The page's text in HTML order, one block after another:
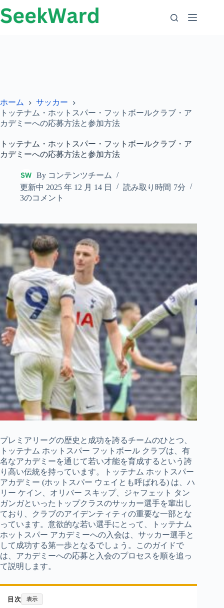
ン
テ
プ
ホーム
サッカー
トッテナム・ホットスパー・フットボールクラブ・ア
カデミーへの応募方法と参加方法
トッテナム・ホットスパー・フットボールクラブ・ア
カデミーへの応募方法と参加方法
By コンテンツチーム
更新中 2025 年 12 月 14 日 読み取り時間 7分
3のコメント
プレミアリーグの歴史と成功を誇るチームのひとつ、
トッテナム ホットスパー フットボール クラブは、有
名なアカデミーを通じて若い才能を育成するという誇
り高い伝統を持っています。トッテナム ホットスパー
アカデミー (ホットスパー ウェイとも呼ばれる) は、ハ
リー ケイン、オリバー スキップ、ジャフェット タン
ガンガといったトップクラスのサッカー選手を輩出し
ており、クラブのアイデンティティの重要な一部とな
っています。意欲的な若い選手にとって、トッテナム
ホットスパー アカデミーへの入会は、サッカー選手と
して成功する第一歩となるでしょう。このガイドで
は、アカデミーへの応募と入会のプロセスを順を追っ
て説明します。
目次 表示